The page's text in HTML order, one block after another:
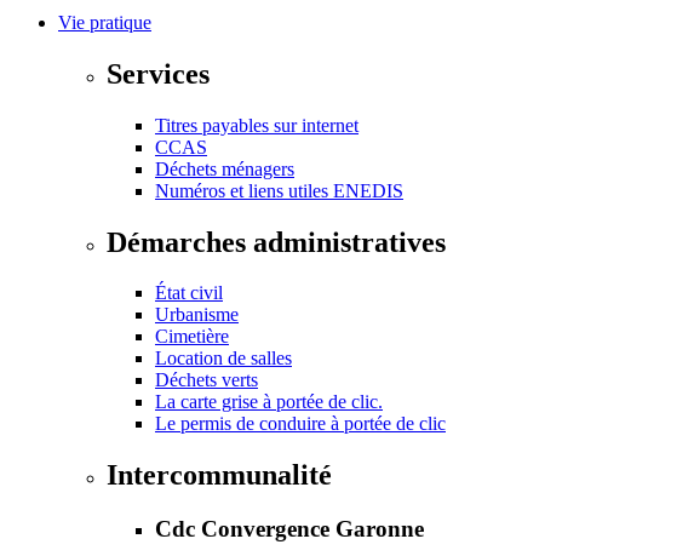
Vie pratique
Services
Titres payables sur internet
CCAS
Déchets ménagers
Numéros et liens utiles ENEDIS
Démarches administratives
État civil
Urbanisme
Cimetière
Location de salles
Déchets verts
La carte grise à portée de clic.
Le permis de conduire à portée de clic
Intercommunalité
Cdc Convergence Garonne